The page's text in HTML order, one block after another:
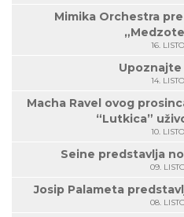
Mimika Orchestra
16.
Upoznajte
14.
Macha Ravel ovog
“Lutkica”
10.
Seine predstavlja
09.
Josip Palameta
08.